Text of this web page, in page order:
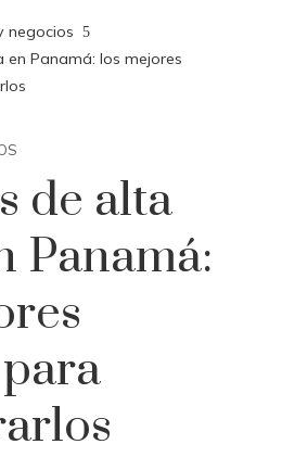
negocios
Panamá: los mejores
de alta
Panamá: